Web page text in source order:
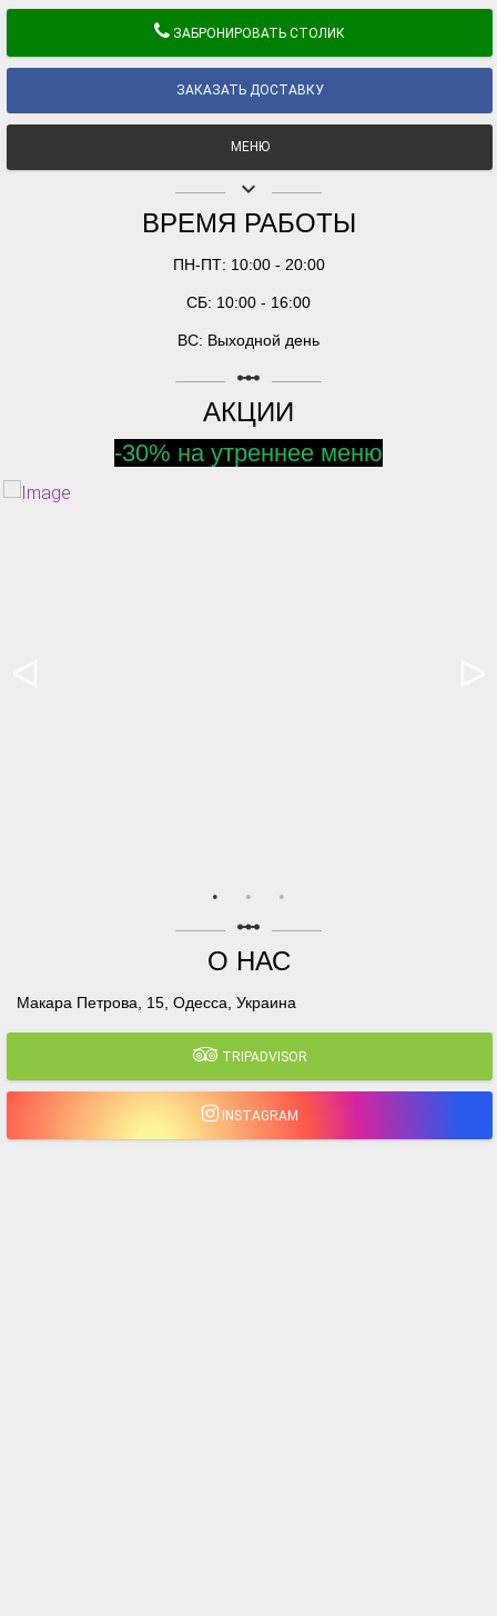
ЗАБРОНИРОВАТЬ СТОЛИК
ЗАКАЗАТЬ ДОСТАВКУ
МЕНЮ
keyboard_arrow_down
ВРЕМЯ РАБОТЫ
ПН-ПТ: 10:00 - 20:00
СБ: 10:00 - 16:00
ВС: Выходной день
linear_scale
АКЦИИ
-30% на утреннее меню
linear_scale
О НАС
Макара Петрова, 15, Одесса, Украина
TRIPADVISOR
INSTAGRAM